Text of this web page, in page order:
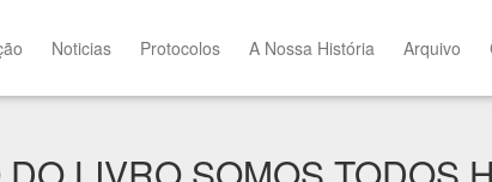
Noticias Protocolos A Nossa História Arquivo